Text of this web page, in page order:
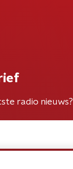
radio nieuws?